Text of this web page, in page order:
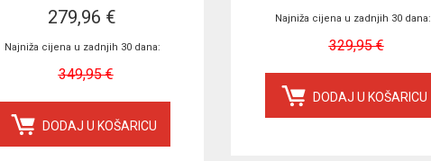
279,96 €
Najniža cijena u zadnjih 30 dana:
349,95 €
DODAJ U KOŠARICU
Najniža cijena u zadnjih 30 dana:
329,95 €
DODAJ U KOŠARICU